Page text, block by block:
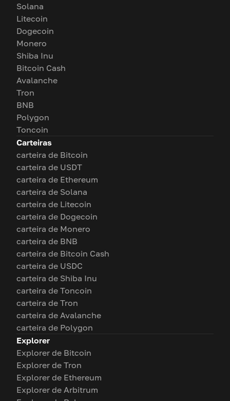
Solana
Litecoin
Dogecoin
Monero
Shiba Inu
Bitcoin Cash
Avalanche
Tron
BNB
Polygon
Toncoin
Carteiras
carteira de Bitcoin
carteira de USDT
carteira de Ethereum
carteira de Solana
carteira de Litecoin
carteira de Dogecoin
carteira de Monero
carteira de BNB
carteira de Bitcoin Cash
carteira de USDC
carteira de Shiba Inu
carteira de Toncoin
carteira de Tron
carteira de Avalanche
carteira de Polygon
Explorer
Explorer de Bitcoin
Explorer de Tron
Explorer de Ethereum
Explorer de Arbitrum